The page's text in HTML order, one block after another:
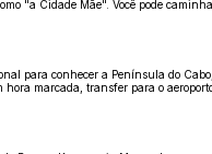
"a Cidade Mãe". Você pode
para conhecer a Península do
marcada, transfer para o